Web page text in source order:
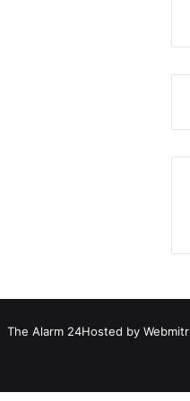
The Alarm 24Hosted by Webmitr